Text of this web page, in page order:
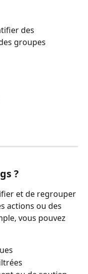
des
groupes
?
et de regrouper
actions ou des
vous pouvez